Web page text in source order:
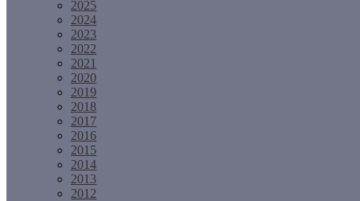
2025
2024
2023
2022
2021
2020
2019
2018
2017
2016
2015
2014
2013
2012